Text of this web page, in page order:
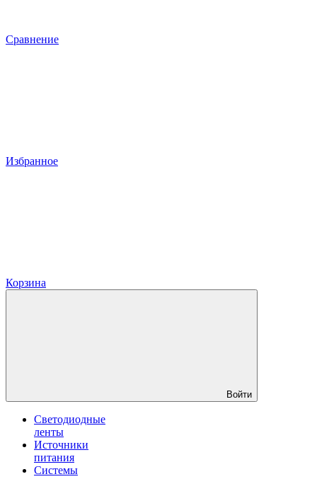
Сравнение
Избранное
Корзина
Войти
Светодиодные
ленты
Источники
питания
Системы